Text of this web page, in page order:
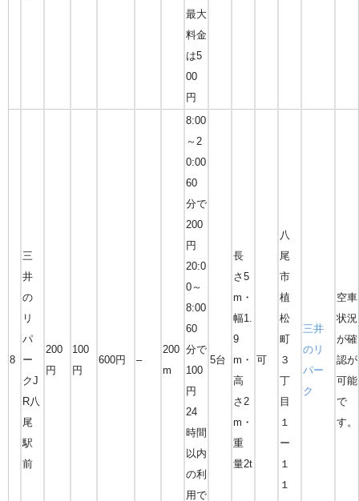
最大
料金
は5
00
円
8
三
井
の
リ
パ
ー
クJ
R八
尾
駅
前
200
円
100
円
600円 –
200
m
8:00
～2
0:00
60
分で
200
円
20:0
0～
8:00
60
分で
100
円
24
時間
以内
の利
用で
5台
長
さ5
m・
幅1.
9
m・
高
さ2
m・
重
量2t
可
八
尾
市
植
松
町
３
丁
目
１
ー
１
１
三井
のリ
パー
ク
空車
状況
が確
認が
可能
で
す。